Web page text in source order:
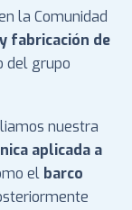
la Comunidad
fabricación de
del grupo
nuestra
aplicada a
el barco